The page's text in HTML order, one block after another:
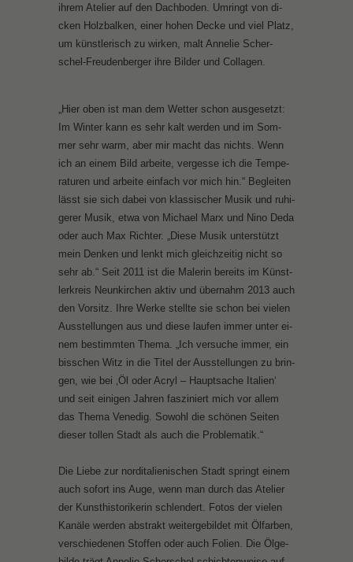
ih­rem Ate­lier auf den Dach­bo­den. Um­ringt von di­
cken Holz­bal­ken, ei­ner ho­hen De­cke und viel Platz,
um künst­le­risch zu wir­ken, malt An­ne­lie Scher­
schel-Freu­den­ber­ger ih­re Bil­der und Col­la­gen.
„Hier oben ist man dem Wet­ter schon aus­ge­setzt:
Im Win­ter kann es sehr kalt wer­den und im Som­
mer sehr warm, aber mir macht das nichts. Wenn
ich an ei­nem Bild ar­bei­te, ver­ges­se ich die Tem­pe­
ra­tu­ren und ar­bei­te ein­fach vor mich hin.“ Be­glei­ten
lässt sie sich da­bei von klas­si­scher Mu­sik und ru­hi­
ge­rer Mu­sik, et­wa von Mi­cha­el Marx und Ni­no De­da
oder auch Max Rich­ter. „Die­se Mu­sik un­ter­stützt
mein Den­ken und lenkt mich gleich­zei­tig nicht so
sehr ab.“ Seit 2011 ist die Ma­le­rin be­reits im Künst­
ler­kreis Neun­kir­chen ak­tiv und über­nahm 2013 auch
den Vor­sitz. Ih­re Wer­ke stell­te sie schon bei vie­len
Aus­stel­lun­gen aus und die­se lau­fen im­mer un­ter ei­
nem be­stimm­ten The­ma. „Ich ver­su­che im­mer, ein
biss­chen Witz in die Ti­tel der Aus­stel­lun­gen zu brin­
gen, wie bei ‚Öl oder Acryl – Haupt­sa­che Ita­li­en‘
und seit ei­ni­gen Jah­ren fas­zi­niert mich vor al­lem
das The­ma Ve­ne­dig. So­wohl die schö­nen Sei­ten
die­ser tol­len Stadt als auch die Pro­ble­ma­tik.“
Die Lie­be zur nord­ita­lie­ni­schen Stadt springt ei­nem
auch so­fort ins Au­ge, wenn man durch das Ate­lier
der Kunst­his­to­ri­ke­rin schlen­dert. Fo­tos der vie­len
Ka­nä­le wer­den abs­trakt wei­ter­ge­bil­det mit Öl­far­ben,
ver­schie­de­nen Stof­fen oder auch Fo­li­en. Die Öl­ge­